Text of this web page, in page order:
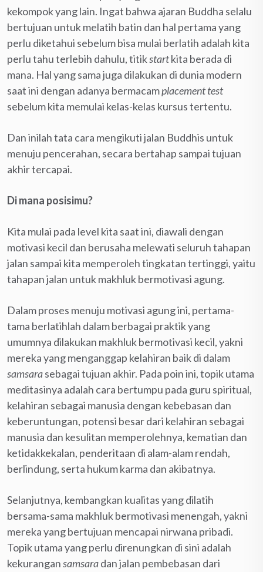
kekompok yang lain. Ingat bahwa ajaran Buddha selalu
bertujuan untuk melatih batin dan hal pertama yang
perlu diketahui sebelum bisa mulai berlatih adalah kita
perlu tahu terlebih dahulu, titikstartkita berada di
mana. Hal yang sama juga dilakukan di dunia modern
saat ini dengan adanya bermacamplacement test
sebelum kita memulai kelas-kelas kursus tertentu.
Dan inilah tata cara mengikuti jalan Buddhis untuk
menuju pencerahan, secara bertahap sampai tujuan
akhir tercapai.
Di mana posisimu?
Kita mulai pada level kita saat ini, diawali dengan
motivasi kecil dan berusaha melewati seluruh tahapan
jalan sampai kita memperoleh tingkatan tertinggi, yaitu
tahapan jalan untuk makhluk bermotivasi agung.
Dalam proses menuju motivasi agung ini, pertama-
tama berlatihlah dalam berbagai praktik yang
umumnya dilakukan makhluk bermotivasi kecil, yakni
mereka yang menganggap kelahiran baik di dalam
samsarasebagai tujuan akhir. Pada poin ini, topik utama
meditasinya adalah cara bertumpu pada guru spiritual,
kelahiran sebagai manusia dengan kebebasan dan
keberuntungan, potensi besar dari kelahiran sebagai
manusia dan kesulitan memperolehnya, kematian dan
ketidakkekalan, penderitaan di alam-alam rendah,
berlindung, serta hukum karma dan akibatnya.
Selanjutnya, kembangkan kualitas yang dilatih
bersama-sama makhluk bermotivasi menengah, yakni
mereka yang bertujuan mencapai nirwana pribadi.
Topik utama yang perlu direnungkan di sini adalah
kekurangansamsaradan jalan pembebasan dari